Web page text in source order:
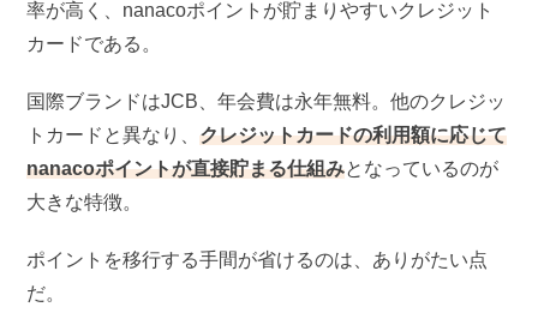
率が高く、nanacoポイントが貯まりやすいクレジット
カードである。
国際ブランドはJCB、年会費は永年無料。他のクレジッ
トカードと異なり、 クレジットカードの利用額に応じて
nanacoポイントが直接貯まる仕組みとなっているのが
大きな特徴。
ポイントを移行する手間が省けるのは、ありがたい点
だ。